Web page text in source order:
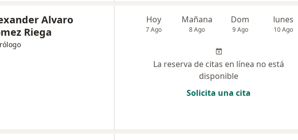
Alvaro
Riega
Hoy
7 Ago
Mañana
8 Ago
Dom
9 Ago
lunes
10 Ago
La reserva de citas en línea no está
disponible
Solicita una cita